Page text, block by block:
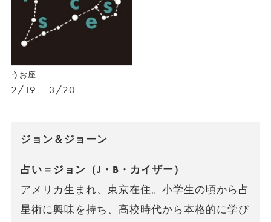
うお座
2/19 – 3/20
ジョン＆ジョーン
占い＝ジョン（J・B・カイザー）
アメリカ生まれ、東京在住。小学生の頃から占
星術に興味を持ち、高校時代から本格的に学び